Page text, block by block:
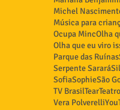
Michel
Música para
Ocupa MincOlha
Olha que eu viro
Parque das Ruínas
Serpente Sarará
SofiaSophieSão
TV BrasilTear
Vera Polverelli